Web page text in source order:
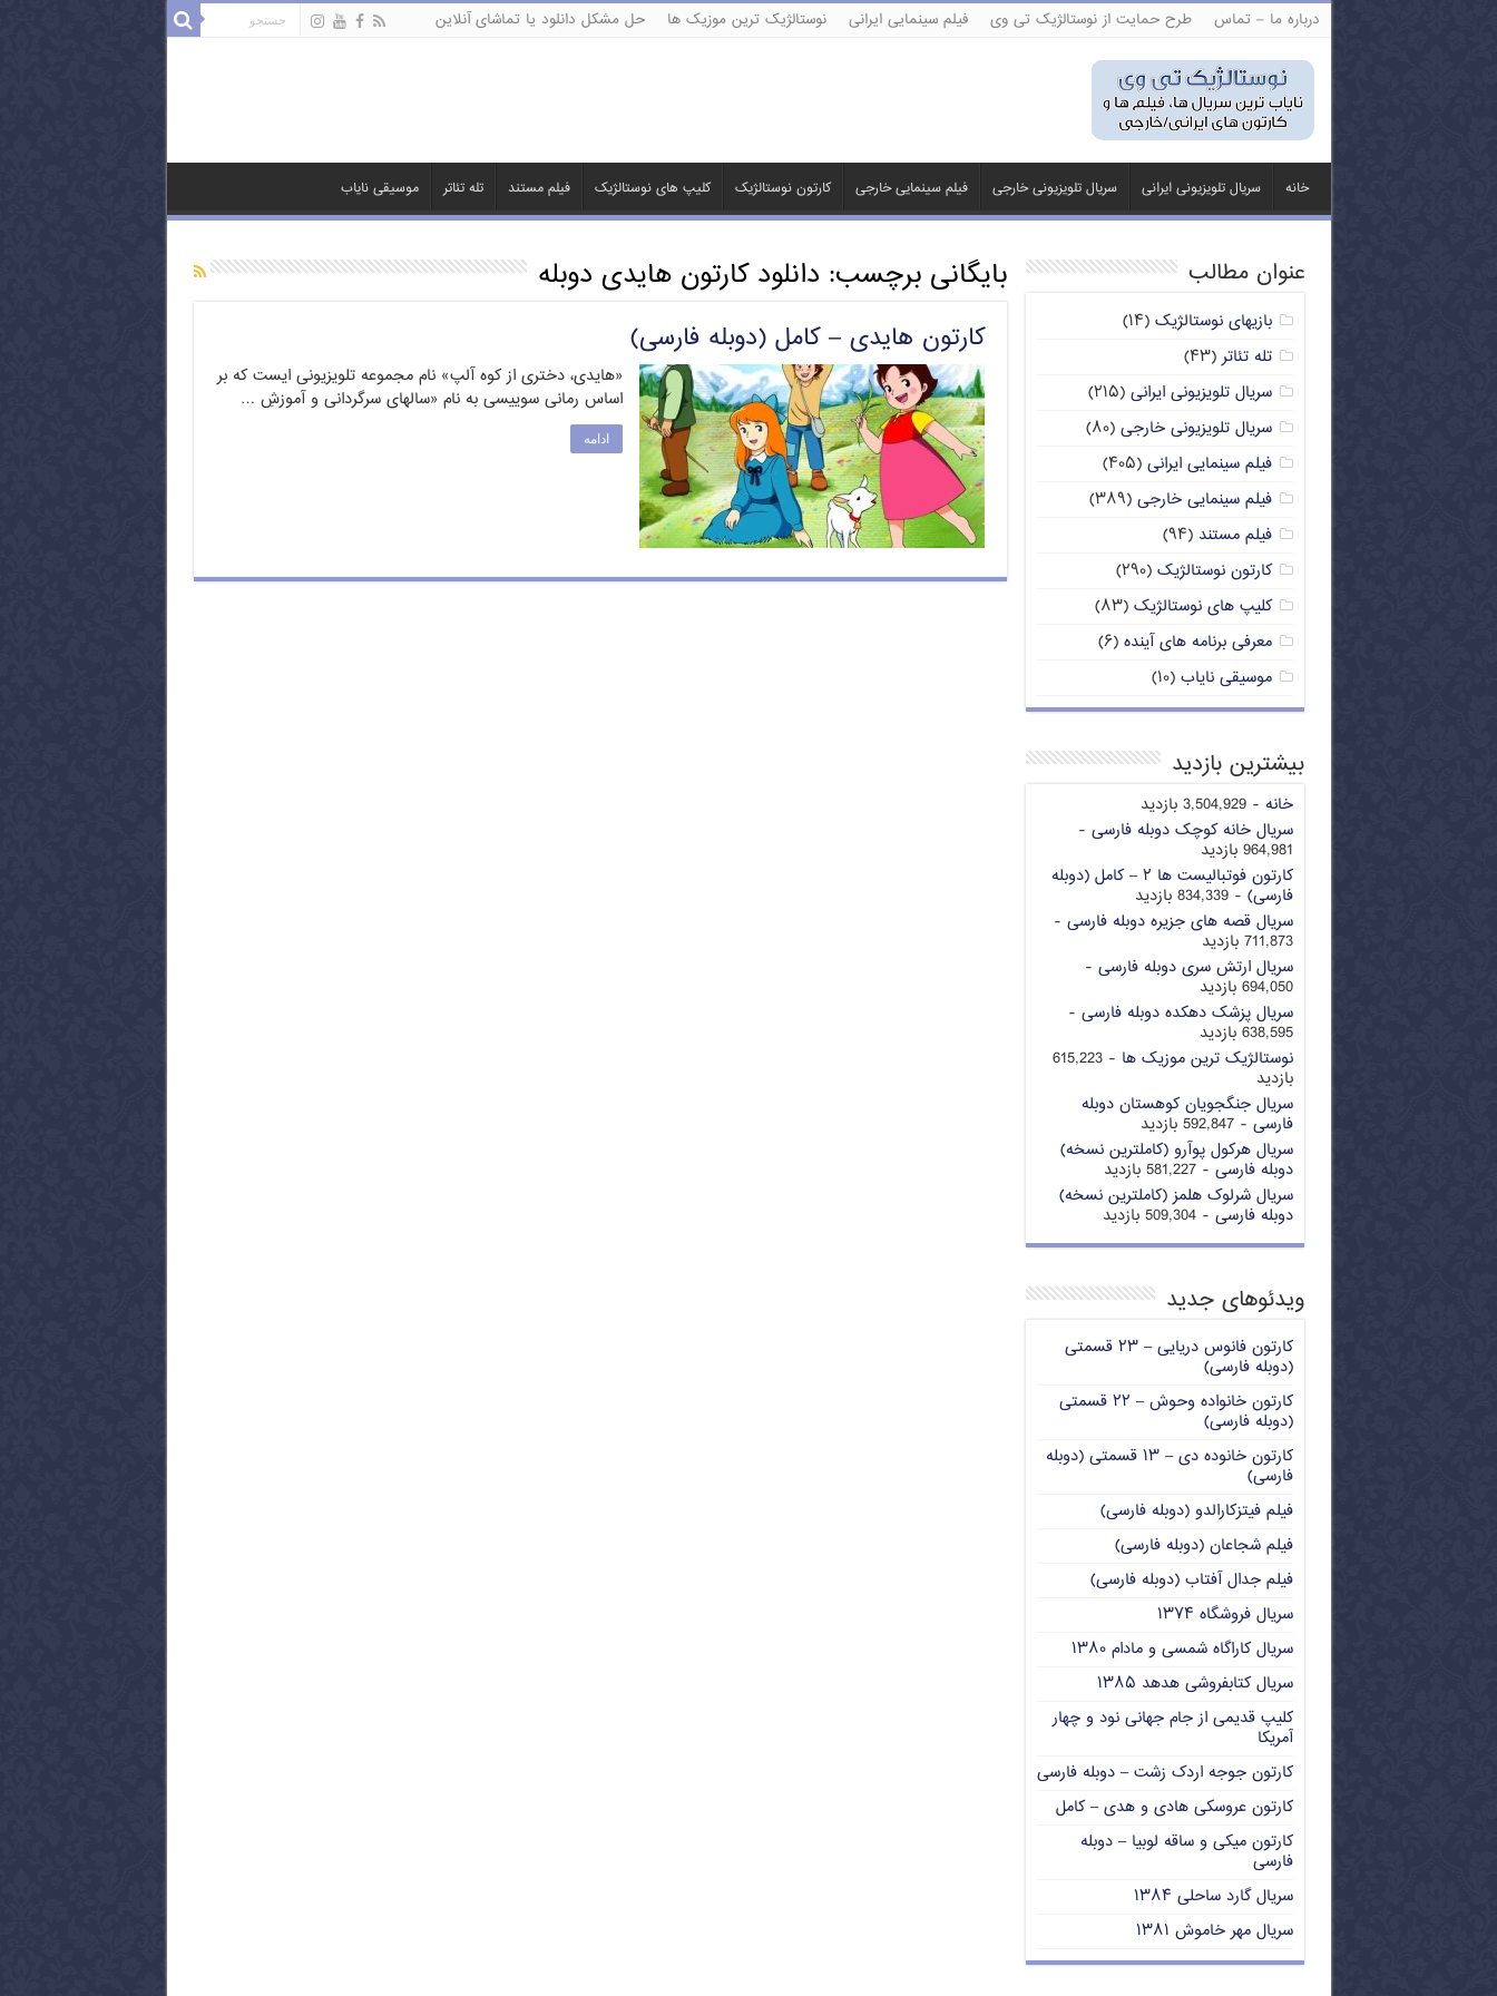
درباره ما – تماس طرح حمایت از نوستالژیک تی وی فیلم سینمایی ایرانی نوستالژیک ترین موزیک ها حل مشکل دانلود یا تماشای آنلاین
خانه سریال تلویزیونی ایرانی سریال تلویزیونی خارجی فیلم سینمایی خارجی کارتون نوستالژیک کلیپ های نوستالژیک فیلم مستند تله تئاتر موسیقی نایاب
بایگانی برچسب: دانلود کارتون هایدی دوبله
کارتون هایدی – کامل (دوبله فارسی)
«هایدی، دختری از کوه آلپ» نام مجموعه تلویزیونی ایست که بر
اساس رمانی سوییسی به نام «سالهای سرگردانی و آموزشِ …
ادامه
عنوان مطالب
بازیهای نوستالژیک (۱۴)
تله تئاتر(۴۳)
سریال تلویزیونی ایرانی (۲۱۵)
سریال تلویزیونی خارجی (۸۰)
فیلم سینمایی ایرانی (۴۰۵)
فیلم سینمایی خارجی (۳۸۹)
فیلم مستند (۹۴)
کارتون نوستالژیک (۲۹۰)
کلیپ های نوستالژیک (۸۳)
معرفی برنامه های آینده (۶)
موسیقی نایاب (۱۰)
بیشترین بازدید
خانه - 3,504,929 بازدید
سریال خانه کوچک دوبله فارسی -
964,981 بازدید
کارتون فوتبالیست ها ۲ – کامل (دوبله
فارسی) - 834,339 بازدید
سریال قصه های جزیره دوبله فارسی -
711,873 بازدید
سریال ارتش سری دوبله فارسی -
694,050 بازدید
سریال پزشک دهکده دوبله فارسی -
638,595 بازدید
نوستالژیک ترین موزیک ها
- 615,223
بازدید
سریال جنگجویان کوهستان دوبله
فارسی - 592,847 بازدید
سریال هرکول پوآرو (کاملترین نسخه)
دوبله فارسی - 581,227 بازدید
سریال شرلوک هلمز (کاملترین نسخه)
دوبله فارسی - 509,304 بازدید
ویدئوهای جدید
کارتون فانوس دریایی – ۲۳ قسمتی
(دوبله فارسی)
کارتون خانواده وحوش – ۲۲ قسمتی
(دوبله فارسی)
کارتون خانوده دی – ۱۳ قسمتی (دوبله
فارسی)
فیلم فیتزکارالدو (دوبله فارسی)
فیلم شجاعان (دوبله فارسی)
فیلم جدال آفتاب (دوبله فارسی)
سریال فروشگاه ۱۳۷۴
سریال کاراگاه شمسی و مادام ۱۳۸۰
سریال کتابفروشی هدهد ۱۳۸۵
کلیپ قدیمی از جام جهانی نود و چهار
آمریکا
کارتون جوجه اردک زشت – دوبله فارسی
کارتون عروسکی هادی و هدی – کامل
کارتون میکی و ساقه لوبیا – دوبله
فارسی
سریال گارد ساحلی ۱۳۸۴
سریال مهر خاموش ۱۳۸۱